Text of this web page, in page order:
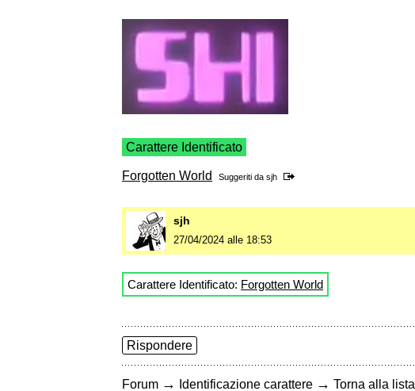
Carattere Identificato
Forgotten World Suggeriti da sjh
sjh
27/04/2024 alle 18:53
Carattere Identificato: Forgotten World
Rispondere
Forum → Identificazione carattere → Torna alla lista